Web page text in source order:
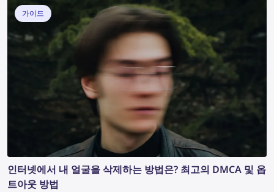
가이드
인터넷에서 내 얼굴을 삭제하는 방법은? 최고의 DMCA 및 옵
트아웃 방법